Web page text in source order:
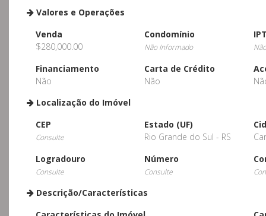
Valores e Operações
Venda
$280,000.00
Condomínio
Não Informado
Financiamento
Não
Carta de Crédito
Não
Localização do Imóvel
CEP
Consulte
Estado (UF)
Rio Grande do Sul - RS
Logradouro
Consulte
Número
Consulte
Descrição/Características